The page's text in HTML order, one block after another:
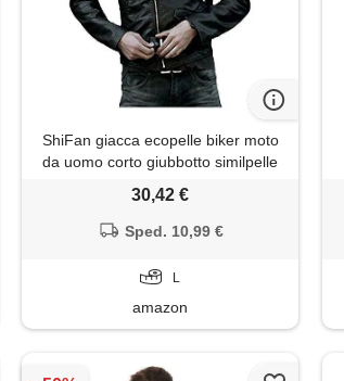
ShiFan giacca ecopelle biker moto
da uomo corto giubbotto similpelle
30,42 €
Sped. 10,99 €
L
amazon